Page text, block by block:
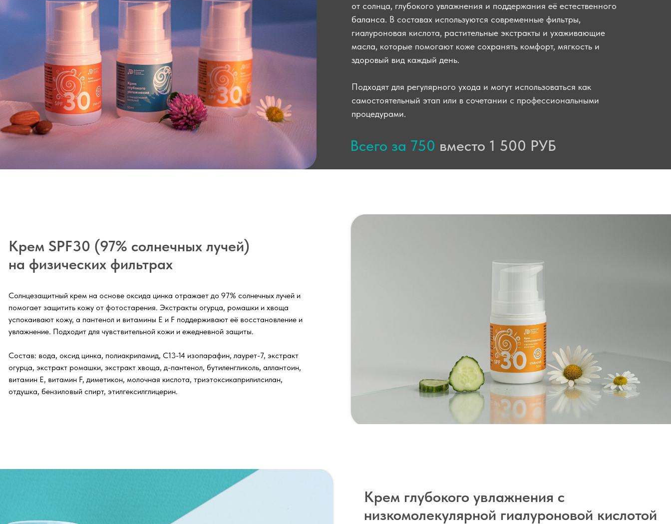
Всего за 750 вместо 1 500 РУБ
от солнца, глубокого увлажнения и поддержания её естественного
баланса. В составах используются современные фильтры,
гиалуроновая кислота, растительные экстракты и ухаживающие
масла, которые помогают коже сохранять комфорт, мягкость и
здоровый вид каждый день.
Подходят для регулярного ухода и могут использоваться как
самостоятельный этап или в сочетании с профессиональными
процедурами.
Крем SPF30 (97% солнечных лучей)
на физических фильтрах
Солнцезащитный крем на основе оксида цинка отражает до 97% солнечных лучей и
помогает защитить кожу от фотостарения. Экстракты огурца, ромашки и хвоща
успокаивают кожу, а пантенол и витамины Е и F поддерживают её восстановление и
увлажнение. Подходит для чувствительной кожи и ежедневной защиты.
Состав: вода, оксид цинка, полиакриламид, С13-14 изопарафин, лаурет-7, экстракт
огурца, экстракт ромашки, экстракт хвоща, д-пантенол, бутиленгликоль, аллантоин,
витамин Е, витамин F, диметикон, молочная кислота, триэтоксикаприлилсилан,
отдушка, бензиловый спирт, этилгексилглицерин.
Крем глубокого увлажнения с
низкомолекулярной гиалуроновой кислотой